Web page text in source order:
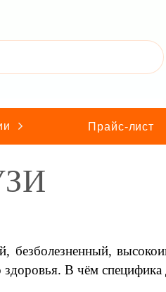
Прайс-лист
безболезненный,
здоровья. В чём